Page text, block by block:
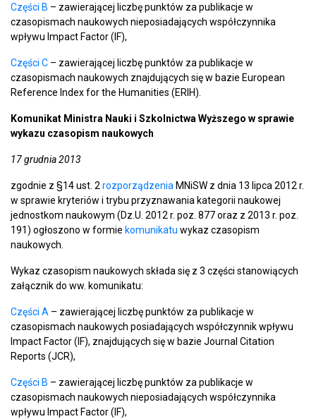
Części B – zawierającej liczbę punktów za publikacje w
czasopismach naukowych nieposiadających współczynnika
wpływu Impact Factor (IF),
Części C – zawierającej liczbę punktów za publikacje w
czasopismach naukowych znajdujących się w bazie European
Reference Index for the Humanities (ERIH).
Komunikat Ministra Nauki i Szkolnictwa Wyższego w sprawie
wykazu czasopism naukowych
17 grudnia 2013
zgodnie z §14 ust. 2 rozporządzenia MNiSW z dnia 13 lipca 2012 r.
w sprawie kryteriów i trybu przyznawania kategorii naukowej
jednostkom naukowym (Dz.U. 2012 r. poz. 877 oraz z 2013 r. poz.
191) ogłoszono w formie komunikatu wykaz czasopism
naukowych.
Wykaz czasopism naukowych składa się z 3 części stanowiących
załącznik do ww. komunikatu:
Części A – zawierającej liczbę punktów za publikacje w
czasopismach naukowych posiadających współczynnik wpływu
Impact Factor (IF), znajdujących się w bazie Journal Citation
Reports (JCR),
Części B – zawierającej liczbę punktów za publikacje w
czasopismach naukowych nieposiadających współczynnika
wpływu Impact Factor (IF),